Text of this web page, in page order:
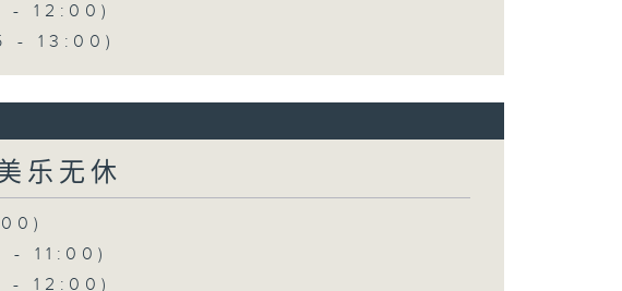
- 12:00)
- 13:00)
乐无休
- 11:00)
- 12:00)